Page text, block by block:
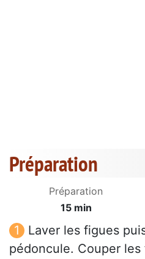
Préparation
Préparation
15 min
Laver les figues
pédoncule. Couper